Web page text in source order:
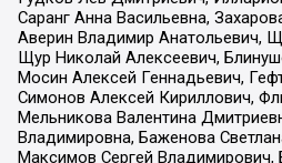
Саранг Анна Васильевна,
Аверин Владимир Анатольевич,
Щур Николай Алексеевич,
Мосин Алексей Геннадьевич,
Симонов Алексей Кириллович,
Мельникова Валентина
Владимировна, Баженова
Максимов Сергей Владимирович,